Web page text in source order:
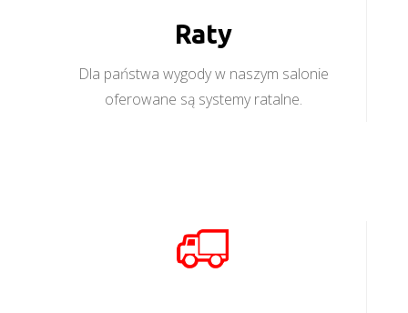
Raty
Dla państwa wygody w naszym salonie
oferowane są systemy ratalne.